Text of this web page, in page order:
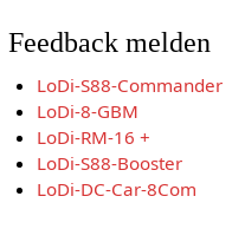
Feedback melden
LoDi-S88-Commander
LoDi-8-GBM
LoDi-RM-16 +
LoDi-S88-Booster
LoDi-DC-Car-8Com